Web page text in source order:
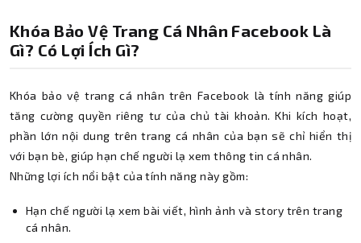
Khóa Bảo Vệ Trang Cá Nhân Facebook Là
Gì? Có Lợi Ích Gì?
Khóa bảo vệ trang cá nhân trên Facebook là tính năng giúp
tăng cường quyền riêng tư của chủ tài khoản. Khi kích hoạt,
phần lớn nội dung trên trang cá nhân của bạn sẽ chỉ hiển thị
với bạn bè, giúp hạn chế người lạ xem thông tin cá nhân.
Những lợi ích nổi bật của tính năng này gồm:
Hạn chế người lạ xem bài viết, hình ảnh và story trên trang
cá nhân.